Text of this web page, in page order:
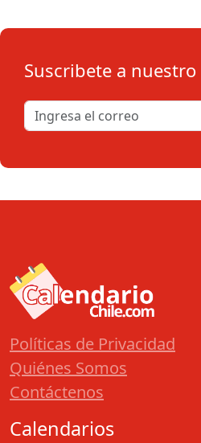
Suscribete a
Políticas de Privacidad
Quiénes Somos
Contáctenos
Calendarios